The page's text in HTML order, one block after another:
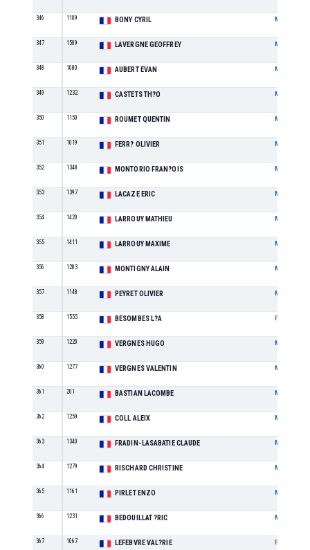
346 1109 BONY CYRIL M
347 1509 LAVERGNE GEOFFREY M
348 1080 AUBERT EVAN M
349 1232 CASTETS TH?O M
350 1150 ROUMET QUENTIN M
351 1019 FERR? OLIVIER M
352 1348 MONTORIO FRAN?OIS M
353 1397 LACAZE ERIC M
354 1420 LARROUY MATHIEU M
355 1411 LARROUY MAXIME M
356 1283 MONTIGNY ALAIN M
357 1148 PEYRET OLIVIER M
358 1555 BESOMBES L?A F
359 1220 VERGNES HUGO M
360 1277 VERGNES VALENTIN M
361 201 BASTIAN LACOMBE M
362 1259 COLL ALEIX M
363 1340 FRADIN-LASABATIE CLAUDE M
364 1279 RISCHARD CHRISTINE M
365 1161 PIRLET ENZO M
366 1231 BEDOUILLAT ?RIC M
367 1067 LEFEBVRE VAL?RIE F